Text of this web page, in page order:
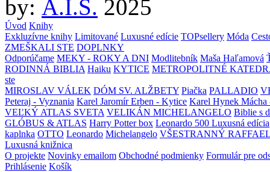
by: A.I.S. 2025
Úvod Knihy
Exkluzívne knihy Limitované Luxusné edície TOPsellery Móda
ZMEŠKALI STE DOPLNKY
Odporúčame MEKY - ROKY A DNI Modlitebník Maša Haľamová
RODINNÁ BIBLIA Haiku KYTICE METROPOLITNÉ
ste
MIROSLAV VÁLEK DÓM SV. ALŽBETY Piačka PALLADIO
Peteraj - Vyznania Karel Jaromír Erben - Kytice Karel Hynek Mácha
VEĽKÝ ATLAS SVETA VELIKÁN MICHELANGELO Biblie s
GLÓBUS & ATLAS Harry Potter box Leonardo 500 Luxusná edícia
kaplnka OTTO Leonardo Michelangelo VŠESTRANNÝ
Luxusná knižnica
O projekte Novinky emailom Obchodné podmienky Formulár pre
Prihlásenie Košík